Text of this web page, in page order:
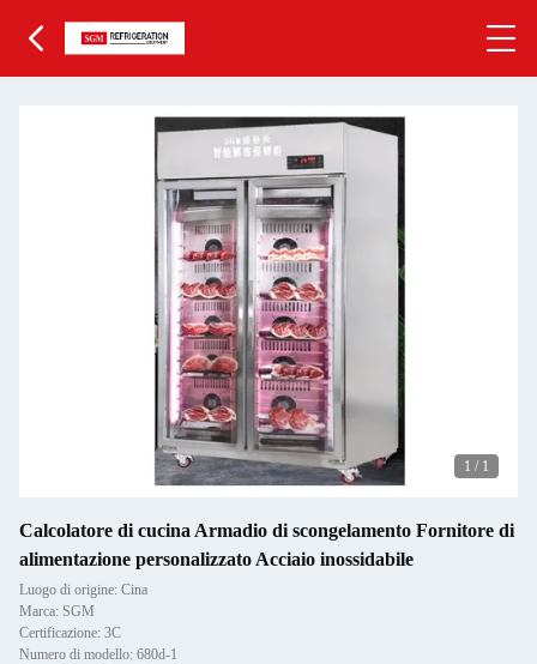
1 / 1
Calcolatore di cucina Armadio di scongelamento Fornitore di
alimentazione personalizzato Acciaio inossidabile
Luogo di origine: Cina
Marca: SGM
Certificazione: 3C
Numero di modello: 680d-1